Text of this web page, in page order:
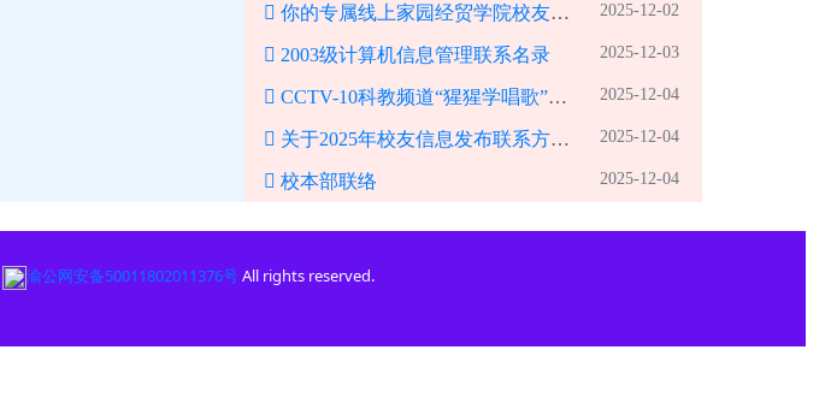
你的专属线上家园经贸学院校友网正式上线 2025-12-02
2003级计算机信息管理联系名录 2025-12-03
CCTV-10科教频道“猩猩学唱歌”——罗小飞 2025-12-04
关于2025年校友信息发布联系方式的通知 2025-12-04
校本部联络 2025-12-04
渝公网安备50011802011376号All rights reserved.